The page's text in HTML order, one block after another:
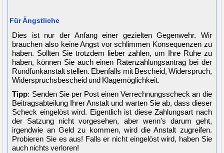
Für Ängstliche
Dies ist nur der Anfang einer gezielten Gegenwehr. Wir
brauchen also keine Angst vor schlimmen Konsequenzen zu
haben. Sollten Sie trotzdem lieber zahlen, um Ihre Ruhe zu
haben, können Sie auch einen Ratenzahlungsantrag bei der
Rundfunkanstalt stellen. Ebenfalls mit Bescheid, Widerspruch,
Widerspruchsbescheid und Klagemöglichkeit.
Tipp: Senden Sie per Post einen Verrechnungsscheck an die
Beitragsabteilung Ihrer Anstalt und warten Sie ab, dass dieser
Scheck eingelöst wird. Eigentlich ist diese Zahlungsart nach
der Satzung nicht vorgesehen, aber wenn's darum geht,
irgendwie an Geld zu kommen, wird die Anstalt zugreifen.
Probieren Sie es aus! Falls er nicht eingelöst wird, haben Sie
auch nichts verloren!